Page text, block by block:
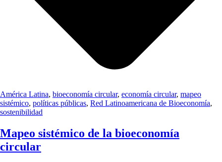
América Latina, bioeconomía circular, economía circular, mapeo
sistémico, políticas públicas, Red Latinoamericana de Bioeconomía,
sostenibilidad
Mapeo sistémico de la bioeconomía
circular